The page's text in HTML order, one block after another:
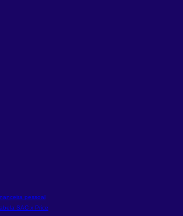
pessoal
SAC x Price